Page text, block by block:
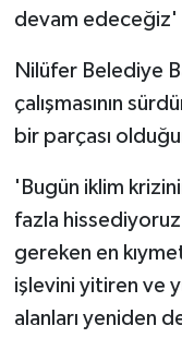
devam edeceğiz'
Nilüfer Belediye
çalışmasının
bir parçası
'Bugün iklim
fazla
gereken en
işlevini yitiren ve
alanları yeniden